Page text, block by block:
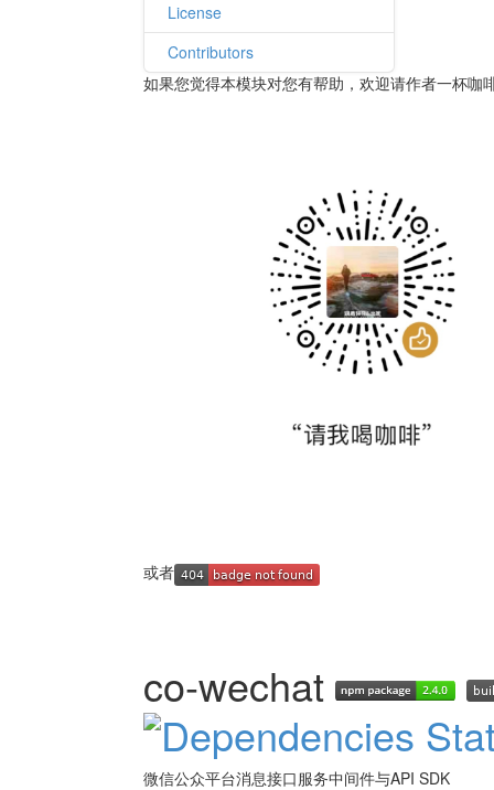
License
Contributors
如果您觉得本模块对您有帮助，欢迎请作者一杯咖
或者
co-wechat
微信公众平台消息接口服务中间件与API SDK